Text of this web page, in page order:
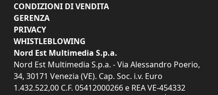
CONDIZIONI DI VENDITA
GERENZA
PRIVACY
WHISTLEBLOWING
Nord Est Multimedia S.p.a.
Nord Est Multimedia S.p.a. - Via Alessandro Poerio,
34, 30171 Venezia (VE). Cap. Soc. i.v. Euro
1.432.522,00 C.F. 05412000266 e REA VE-454332